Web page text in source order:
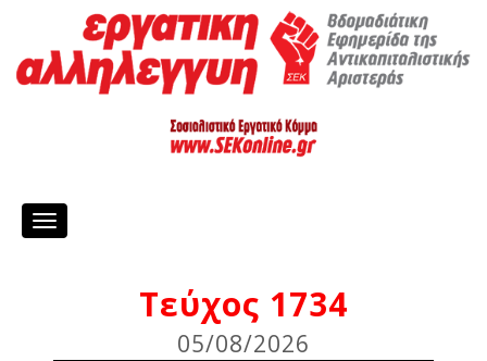
Toggle
Τεύχος 1734
05/08/2026